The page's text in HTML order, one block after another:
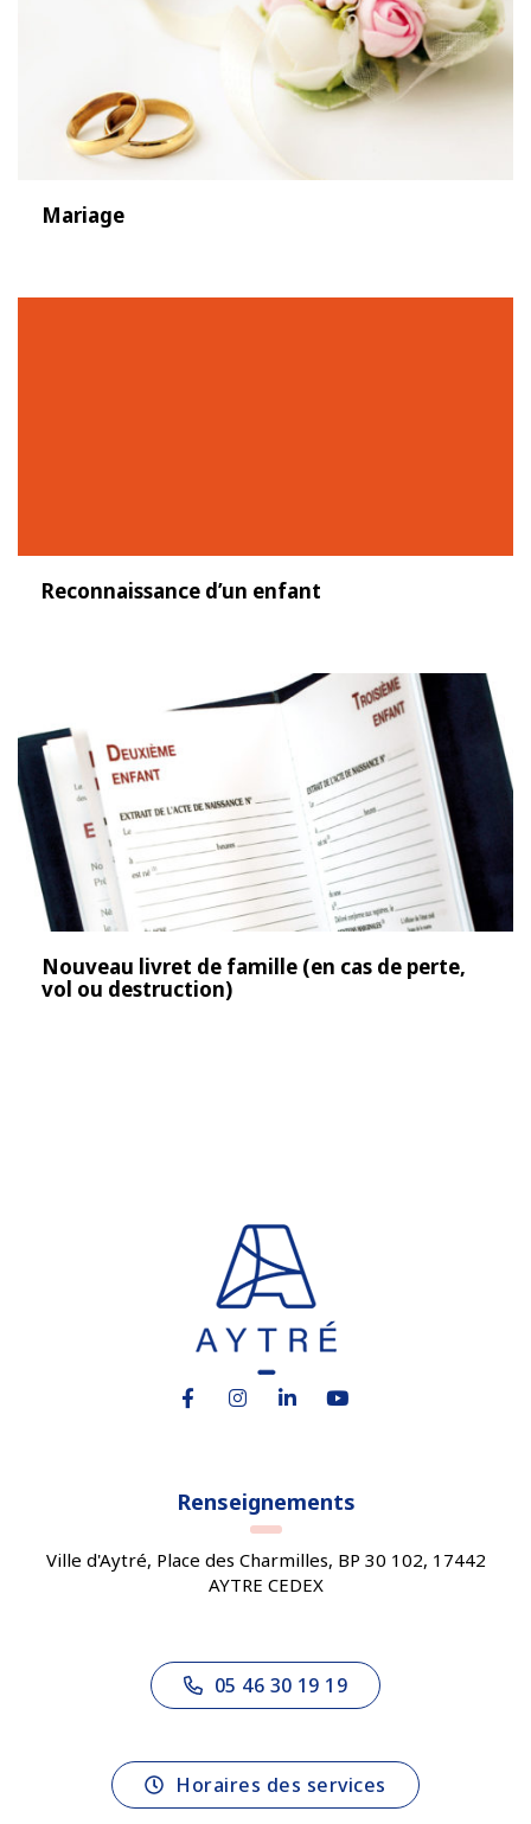
Mariage
Reconnaissance d’un enfant
Nouveau livret de famille (en cas de perte,
vol ou destruction)
Lien vers le compte Facebook
Lien vers le compte Instagram
Lien vers le compte Linkedin
Lien vers la chaîne
Renseignements
Ville d'Aytré, Place des Charmilles, BP 30 102, 17442
AYTRE CEDEX
05 46 30 19 19
Horaires des services